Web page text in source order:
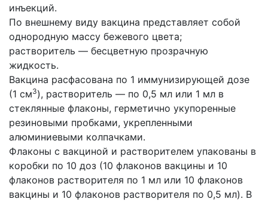
инъекций.
По внешнему виду вакцина представляет собой
однородную массу бежевого цвета;
растворитель — бесцветную прозрачную
жидкость.
Вакцина расфасована по 1 иммунизирующей дозе
(1 см3), растворитель — по 0,5 мл или 1 мл в
стеклянные флаконы, герметично укупоренные
резиновыми пробками, укрепленными
алюминиевыми колпачками.
Флаконы с вакциной и растворителем упакованы в
коробки по 10 доз (10 флаконов вакцины и 10
флаконов растворителя по 1 мл или 10 флаконов
вакцины и 10 флаконов растворителя по 0,5 мл). В